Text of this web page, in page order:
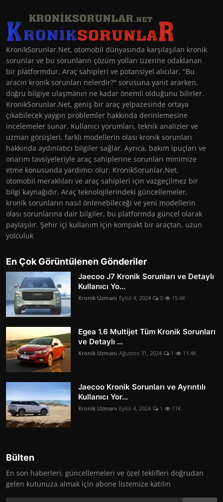
KronikSorunlar.Net, otomobil dünyasında karşılaşılan kronik
sorunlar ve bu sorunların çözüm yolları üzerine odaklanan
bir platformdur. Araç sahipleri ve potansiyel alıcılar, "Bu
aracın kronik sorunları nelerdir?" sorusuna yanıt ararken,
doğru bilgiye ulaşmanın ne kadar önemli olduğunu bilirler.
KronikSorunlar.Net, geniş bir araç yelpazesinde ortaya
çıkabilecek yaygın problemler hakkında derinlemesine
incelemeler sunar. Kullanıcı yorumları, teknik analizler ve
uzman görüşleri, farklı modellerin olası kronik sorunları
hakkında aydınlatıcı bilgiler sağlar. Ayrıca, bakım ipuçları ve
onarım tavsiyeleriyle araç sahiplerine sorunları minimize
etme konusunda yardımcı olur. KronikSorunlar.Net,
otomobil meraklıları ve araç sahipleri için vazgeçilmez bir
bilgi kaynağıdır. Araç teknolojilerindeki güncellemeler,
kronik sorunların nasıl önlenebileceği ve yeni modellerin
olası sorunlarına dair bilgiler, bu platformda güncel olarak
paylaşılır. Şehir içi kullanım için kompakt bir araçtan, uzun
yolculuk
En Çok Görüntülenen Gönderiler
Jaecoo J7 Kronik Sorunları ve Detaylı
Kullanıcı Yo...
Kronik Uzmanı Eylül 4, 2024 0 15.6K
Egea 1.6 Multijet Tüm Kronik Sorunları
ve Detaylı ...
Kronik Uzmanı Ağustos 31, 2024 1 11.4K
Jaecoo Kronik Sorunları ve Ayrıntılı
Kullanıcı Yor...
Kronik Uzmanı Eylül 4, 2024 1 11K
Bülten
En son haberleri, güncellemeleri ve özel teklifleri doğrudan
gelen kutunuza almak için abone listemize katılın